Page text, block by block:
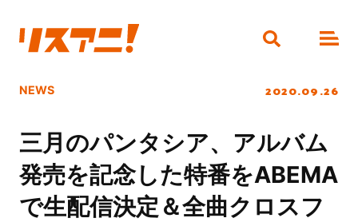
NEWS 2020.09.26
三月のパンタシア、アルバム
発売を記念した特番をABEMA
で生配信決定＆全曲クロスフ